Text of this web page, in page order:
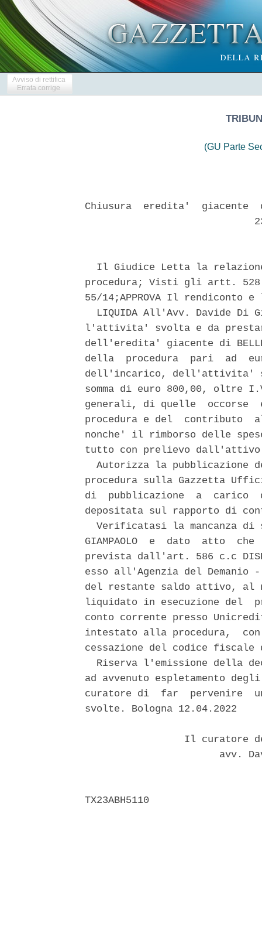
Avviso di rettifica
Errata corrige
(GU Parte
Chiusura  eredita'
Il Giudice Letta la
procedura; Visti gli artt.
55/14;APPROVA Il
LIQUIDA All'Avv. Davide Di
l'attivita' svolta e da
dell'eredita' giacente di
della  procedura  pari  ad
dell'incarico, dell'attivita'
somma di euro 800,00, oltre
generali, di quelle  occorse
procedura e del  contributo
nonche' il rimborso delle
tutto con prelievo
Autorizza la pubblicazione
procedura sulla Gazzetta
di  pubblicazione  a  carico
depositata sul rapporto di
Verificatasi la mancanza di
GIAMPAOLO  e  dato  atto
prevista dall'art. 586 c.c
esso all'Agenzia del Demanio
del restante saldo attivo, al
liquidato in esecuzione del
conto corrente presso
intestato alla procedura,
cessazione del codice
Riserva l'emissione della
ad avvenuto espletamento
curatore di  far  pervenire
svolte. Bologna 12.04.2022
Il curatore
avv.